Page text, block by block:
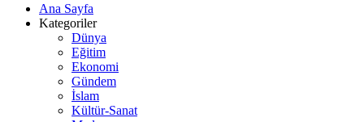
Ana Sayfa
Kategoriler
Dünya
Eğitim
Ekonomi
Gündem
İslam
Kültür-Sanat